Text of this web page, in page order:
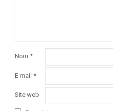
Nom *
E-mail *
Site web